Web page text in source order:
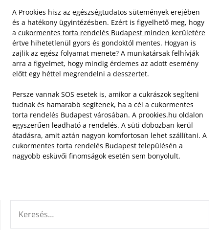
A Prookies hisz az egészségtudatos sütemények erejében
és a hatékony ügyintézésben. Ezért is figyelhető meg, hogy
a cukormentes torta rendelés Budapest minden kerületére
értve hihetetlenül gyors és gondoktól mentes. Hogyan is
zajlik az egész folyamat menete? A munkatársak felhívják
arra a figyelmet, hogy mindig érdemes az adott esemény
előtt egy héttel megrendelni a desszertet.
Persze vannak SOS esetek is, amikor a cukrászok segíteni
tudnak és hamarabb segítenek, ha a cél a cukormentes
torta rendelés Budapest városában. A prookies.hu oldalon
egyszerűen leadható a rendelés. A süti dobozban kerül
átadásra, amit aztán nagyon komfortosan lehet szállítani. A
cukormentes torta rendelés Budapest településén a
nagyobb esküvői finomságok esetén sem bonyolult.